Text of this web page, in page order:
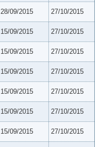
28/09/2015 27/10/2015
15/09/2015 27/10/2015
15/09/2015 27/10/2015
15/09/2015 27/10/2015
15/09/2015 27/10/2015
15/09/2015 27/10/2015
15/09/2015 27/10/2015